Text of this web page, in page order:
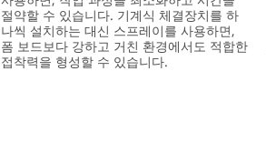
절약할 수 있습니다. 기계식 체결장치를 하
나씩 설치하는 대신 스프레이를 사용하면,
폼 보드보다 강하고 거친 환경에서도 적합한
접착력을 형성할 수 있습니다.